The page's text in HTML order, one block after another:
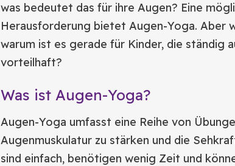
was bedeutet das für ihre Augen? Eine
Herausforderung bietet Augen-Yoga. Aber
warum ist es gerade für Kinder, die ständig
vorteilhaft?
Was ist Augen-Yoga?
Augen-Yoga umfasst eine Reihe von
Augenmuskulatur zu stärken und die
sind einfach, benötigen wenig Zeit und